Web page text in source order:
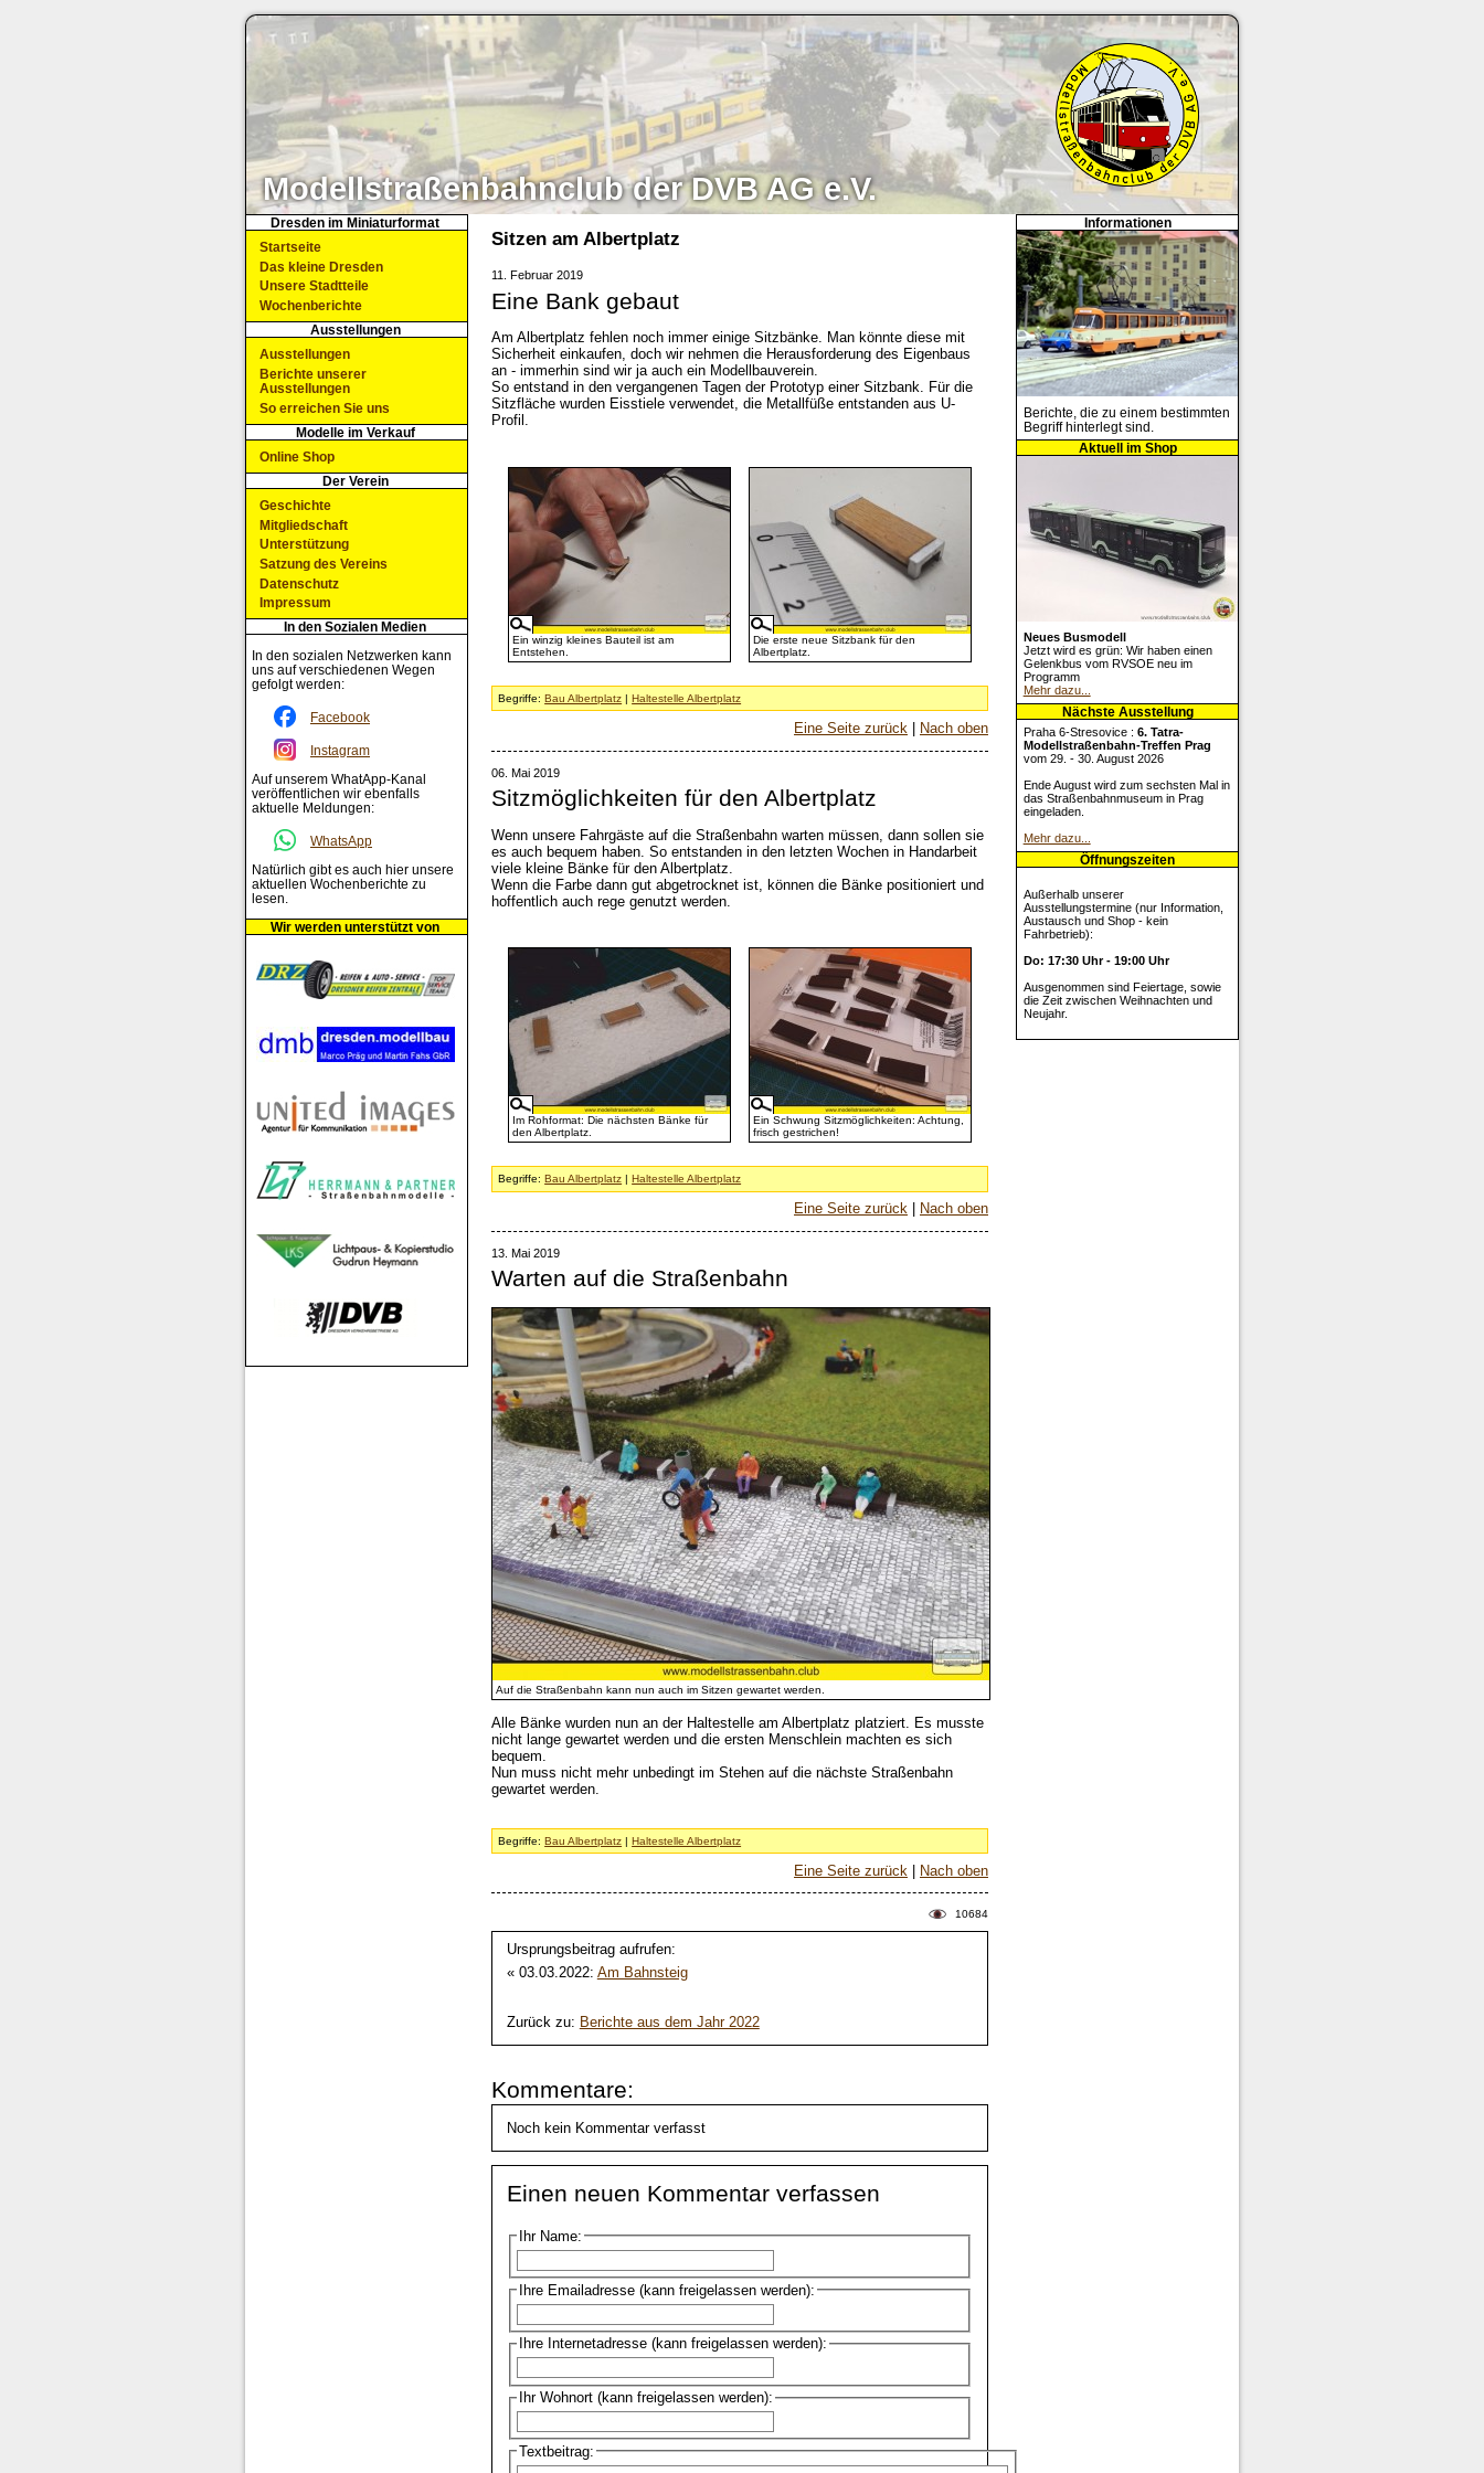
Modellstraßenbahnclub der DVB AG e.V.
Informationen
Berichte, die zu einem bestimmten
Begriff hinterlegt sind.
Aktuell im Shop
Neues Busmodell
Jetzt wird es grün: Wir haben einen
Gelenkbus vom RVSOE neu im
Programm
Mehr dazu...
Nächste Ausstellung
Praha 6-Stresovice : 6. Tatra-
Modellstraßenbahn-Treffen Prag
vom 29. - 30. August 2026
Ende August wird zum sechsten Mal in
das Straßenbahnmuseum in Prag
eingeladen.
Mehr dazu...
Öffnungszeiten
Außerhalb unserer
Ausstellungstermine (nur Information,
Austausch und Shop - kein
Fahrbetrieb):
Do: 17:30 Uhr - 19:00 Uhr
Ausgenommen sind Feiertage, sowie
die Zeit zwischen Weihnachten und
Neujahr.
Sitzen am Albertplatz
11. Februar 2019
Eine Bank gebaut
Am Albertplatz fehlen noch immer einige Sitzbänke. Man könnte diese mit
Sicherheit einkaufen, doch wir nehmen die Herausforderung des Eigenbaus
an - immerhin sind wir ja auch ein Modellbauverein.
So entstand in den vergangenen Tagen der Prototyp einer Sitzbank. Für die
Sitzfläche wurden Eisstiele verwendet, die Metallfüße entstanden aus U-
Profil.
Ein winzig kleines Bauteil ist am
Entstehen.
Die erste neue Sitzbank für den
Albertplatz.
Begriffe:Bau Albertplatz |Haltestelle Albertplatz
Eine Seite zurück Nach oben
06. Mai 2019
Sitzmöglichkeiten für den Albertplatz
Wenn unsere Fahrgäste auf die Straßenbahn warten müssen, dann sollen sie
es auch bequem haben. So entstanden in den letzten Wochen in Handarbeit
viele kleine Bänke für den Albertplatz.
Wenn die Farbe dann gut abgetrocknet ist, können die Bänke positioniert und
hoffentlich auch rege genutzt werden.
Im Rohformat: Die nächsten Bänke für
den Albertplatz.
Ein Schwung Sitzmöglichkeiten: Achtung,
frisch gestrichen!
Begriffe: Bau Albertplatz Haltestelle Albertplatz
Eine Seite zurück Nach oben
13. Mai 2019
Warten auf die Straßenbahn
Auf die Straßenbahn kann nun auch im Sitzen gewartet werden.
Alle Bänke wurden nun an der Haltestelle am Albertplatz platziert. Es musste
nicht lange gewartet werden und die ersten Menschlein machten es sich
bequem.
Nun muss nicht mehr unbedingt im Stehen auf die nächste Straßenbahn
gewartet werden.
Begriffe:Bau Albertplatz |Haltestelle Albertplatz
Eine Seite zurück | Nach oben
10684
Ursprungsbeitrag aufrufen:
« 03.03.2022: Am Bahnsteig
Zurück zu: Berichte aus dem Jahr 2022
Kommentare:
Noch kein Kommentar verfasst
Einen neuen Kommentar verfassen
Ihr Name:
Ihre Emailadresse (kann freigelassen werden):
Ihre Internetadresse (kann freigelassen werden):
Ihr Wohnort (kann freigelassen werden):
Textbeitrag:
Dresden im Miniaturformat
Startseite
Das kleine Dresden
Unsere Stadtteile
Wochenberichte
Ausstellungen
Ausstellungen
Berichte unserer
Ausstellungen
So erreichen Sie uns
Modelle im Verkauf
Online Shop
Der Verein
Geschichte
Mitgliedschaft
Unterstützung
Satzung des Vereins
Datenschutz
Impressum
In den Sozialen Medien
In den sozialen Netzwerken kann
uns auf verschiedenen Wegen
gefolgt werden:
Facebook
Instagram
Auf unserem WhatApp-Kanal
veröffentlichen wir ebenfalls
aktuelle Meldungen:
WhatsApp
Natürlich gibt es auch hier unsere
aktuellen Wochenberichte zu
lesen.
Wir werden unterstützt von